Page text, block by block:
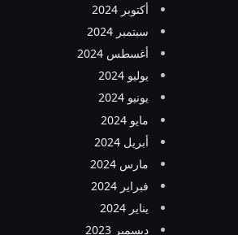
أكتوبر 2024
سبتمبر 2024
أغسطس 2024
يوليو 2024
يونيو 2024
مايو 2024
أبريل 2024
مارس 2024
فبراير 2024
يناير 2024
ديسمبر 2023